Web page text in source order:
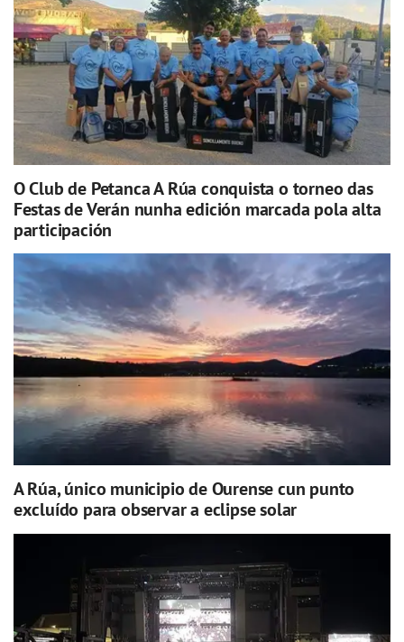
O Club de Petanca A Rúa conquista o torneo das
Festas de Verán nunha edición marcada pola alta
participación
A Rúa, único municipio de Ourense cun punto
excluído para observar a eclipse solar